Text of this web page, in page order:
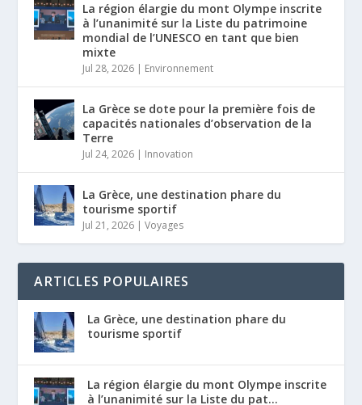
La région élargie du mont Olympe inscrite
à l’unanimité sur la Liste du patrimoine
mondial de l’UNESCO en tant que bien
mixte
Jul 28, 2026 | Environnement
La Grèce se dote pour la première fois de
capacités nationales d’observation de la
Terre
Jul 24, 2026 | Innovation
La Grèce, une destination phare du
tourisme sportif
Jul 21, 2026 |Voyages
ARTICLES POPULAIRES
La Grèce, une destination phare du
tourisme sportif
La région élargie du mont Olympe inscrite
à l’unanimité sur la Liste du pat...